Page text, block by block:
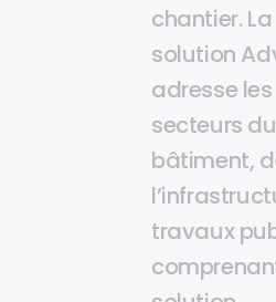
chantier. La
solution
adresse les
secteurs du
bâtiment,
travaux